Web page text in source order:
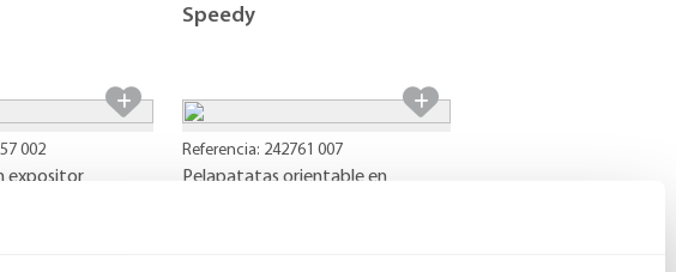
Speedy
002
expositor
Referencia: 242761 007
Pelapatatas orientable en